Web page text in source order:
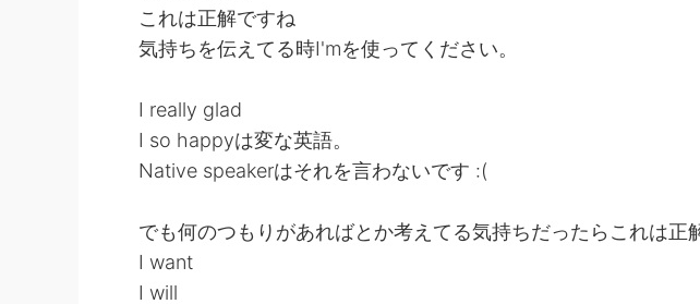
これは正解ですね
気持ちを伝えてる時I'mを使ってください。
I really glad
I so happyは変な英語。
Native speakerはそれを言わないです :(
でも何のつもりがあればとか考えてる気持ちだったらこれは正
I want
I will